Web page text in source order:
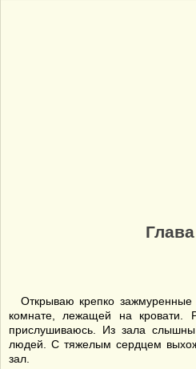
Открываю крепко зажмуренные
комнате, лежащей на кровати.
прислушиваюсь. Из зала
людей. С тяжелым сердцем
зал.